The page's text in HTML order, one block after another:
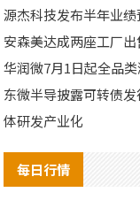
源杰科技发布半年业
安森美达成两座工厂
华润微7月1日起全品
东微半导披露可转债
体研发产业化
每日行情